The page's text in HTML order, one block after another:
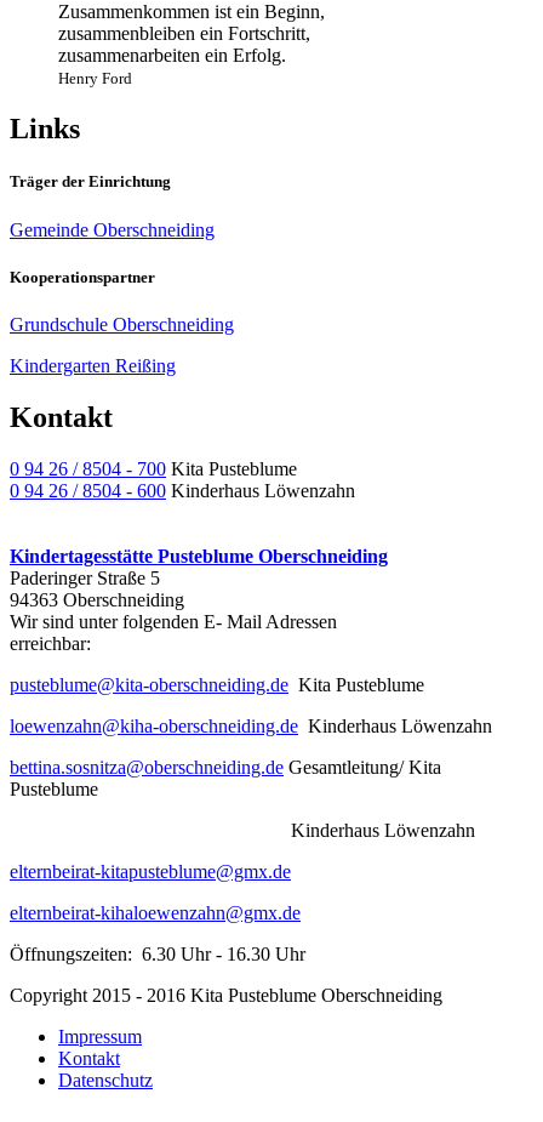
Zusammenkommen ist ein Beginn,
zusammenbleiben ein Fortschritt,
zusammenarbeiten ein Erfolg.
Henry Ford
Links
Träger der Einrichtung
Gemeinde Oberschneiding
Kooperationspartner
Grundschule Oberschneiding
Kindergarten Reißing
Kontakt
0 94 26 / 8504 - 700 Kita Pusteblume
0 94 26 / 8504 - 600 Kinderhaus Löwenzahn
Kindertagesstätte Pusteblume Oberschneiding
Paderinger Straße 5
94363 Oberschneiding
Wir sind unter folgenden E- Mail Adressen
pusteblume@kita-oberschneiding.de Kita Pusteblume
loewenzahn@kiha-oberschneiding.de Kinderhaus Löwenzahn
bettina.sosnitza@oberschneiding.de Gesamtleitung/ Kita
Pusteblume
Kinderhaus Löwenzahn
elternbeirat-kitapusteblume@gmx.de
elternbeirat-kihaloewenzahn@gmx.de
Öffnungszeiten: 6.30 Uhr - 16.30 Uhr
Copyright 2015 - 2016 Kita Pusteblume Oberschneiding
Impressum
Kontakt
Datenschutz